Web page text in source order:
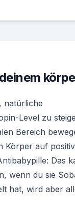
natürliche
Level zu
Bereich
Körper auf
Das
wenn du sie
hat, wird aber